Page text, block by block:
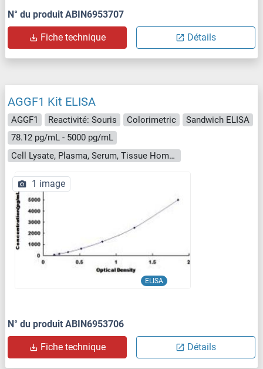
N° du produit ABIN6953707
Fiche technique Détails
AGGF1 Kit ELISA
AGGF1 Reactivité: Souris Colorimetric
Sandwich ELISA
78.12 pg/mL - 5000 pg/mL
Cell Lysate, Plasma, Serum, Tissue Homogenate
ELISA
1 image
N° du produit ABIN6953706
Fiche technique Détails